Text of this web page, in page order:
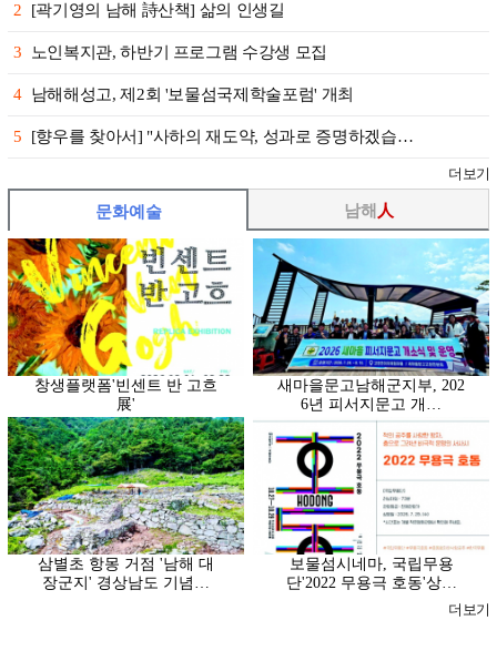
2 [곽기영의 남해 詩산책] 삶의 인생길
3 노인복지관, 하반기 프로그램 수강생 모집
4 남해해성고, 제2회 '보물섬국제학술포럼' 개최
5 [향우를 찾아서] "사하의 재도약, 성과로 증명하겠습…
더보기
문화예술
창생플랫폼'빈센트 반 고흐
展'
새마을문고남해군지부, 202
6년 피서지문고 개…
삼별초 항몽 거점 '남해 대
장군지' 경상남도 기념…
보물섬시네마, 국립무용
단'2022 무용극 호동'상…
더보기
남해 人